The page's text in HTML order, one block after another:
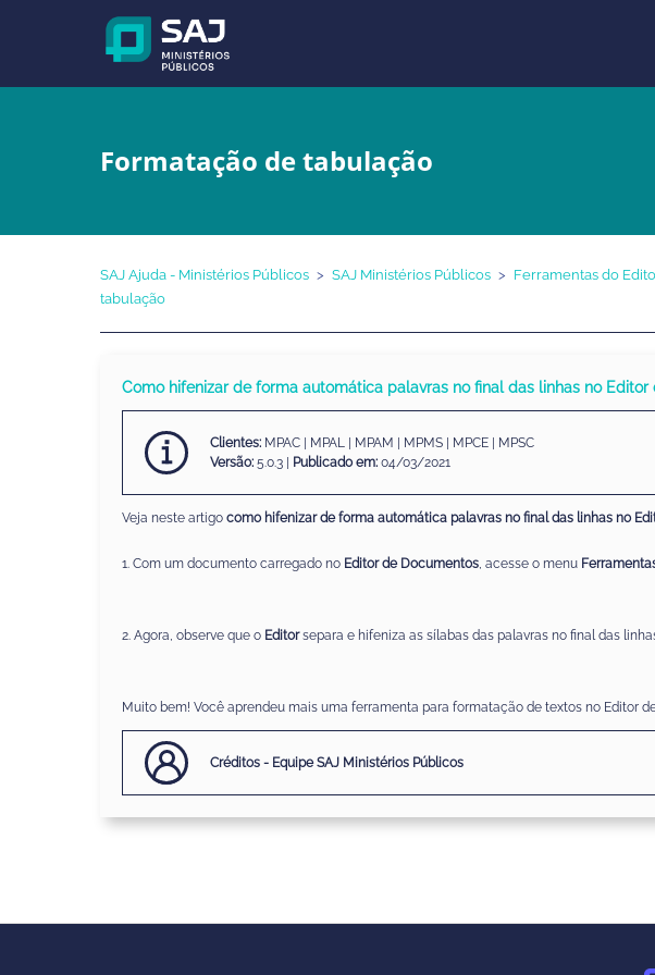
Formatação de tabulação
SAJ Ajuda - Ministérios Públicos SAJ Ministérios Públicos Ferramentas do
tabulação
Como hifenizar de forma automática palavras no final das linhas no Editor
Clientes: MPAC | MPAL | MPAM | MPMS | MPCE | MPSC
Versão: 5.0.3 | Publicado em: 04/03/2021
Veja neste artigo como hifenizar de forma automática palavras no final das linhas no
1. Com um documento carregado no Editor de Documentos, acesse o menu
2. Agora, observe que o Editorsepara e hifeniza as sílabas das palavras no final das
Muito bem! Você aprendeu mais uma ferramenta para formatação de textos no Editor
Créditos - Equipe SAJ Ministérios Públicos